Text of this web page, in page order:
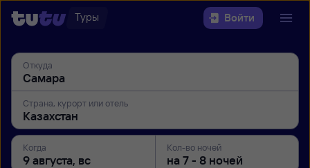
Туры Войти
Откуда
Страна, курорт или отель
Когда Кол-во ночей